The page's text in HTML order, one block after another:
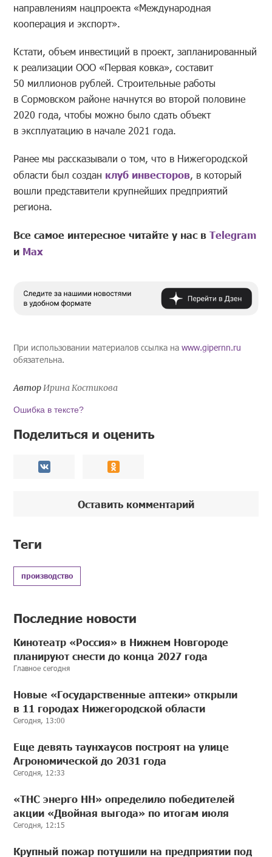
направлениям нацпроекта «Международная
кооперация и экспорт».
Кстати, объем инвестиций в проект, запланированный
к реализации ООО «Первая ковка», составит
50 миллионов рублей. Строительные работы
в Сормовском районе начнутся во второй половине
2020 года, чтобы можно было сдать объект
в эксплуатацию в начале 2021 года.
Ранее мы рассказывали о том, что в Нижегородской
области был создан клуб инвесторов, в который
вошли представители крупнейших предприятий
региона.
Все самое интересное читайте у нас вTelegram
и Mах
При использовании материалов ссылка наwww.gipernn.ru
обязательна.
АвторИрина Костикова
Ошибка в тексте?
Поделиться и оценить
Оставить комментарий
Теги
производство
Последние новости
Кинотеатр «Россия» в Нижнем Новгороде
планируют снести до конца 2027 года
Главное сегодня
Новые «Государственные аптеки» открыли
в 11 городах Нижегородской области
Сегодня, 13:00
Еще девять таунхаусов построят на улице
Агрономической до 2031 года
Сегодня, 12:33
«ТНС энерго НН» определило победителей
акции «Двойная выгода» по итогам июля
Сегодня, 12:15
Крупный пожар потушили на предприятии под